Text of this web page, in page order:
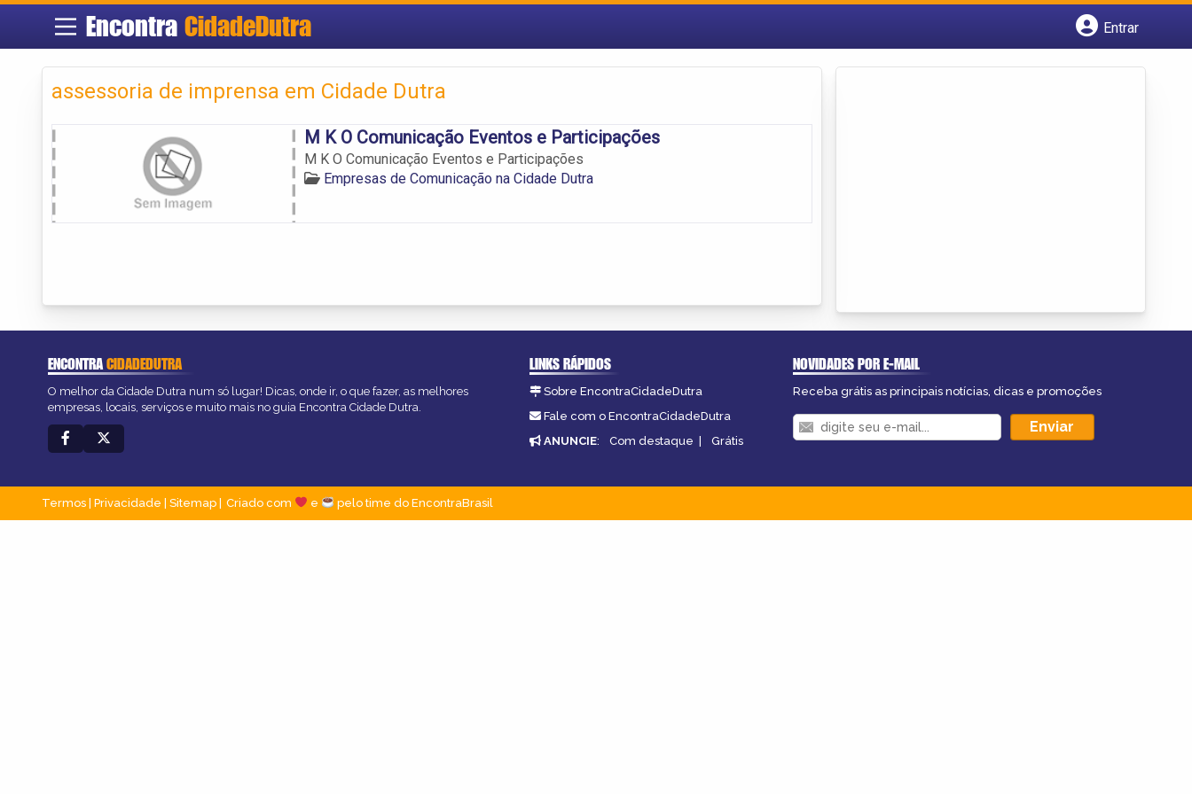
EncontraCidadeDutra
Entrar
assessoria de imprensa em Cidade Dutra
M K O Comunicação Eventos e Participações
M K O Comunicação Eventos e Participações
Empresas de Comunicação na Cidade Dutra
ENCONTRACIDADEDUTRA
O melhor da Cidade Dutra num só lugar! Dicas, onde ir, o que fazer, as melhores
empresas, locais, serviços e muito mais no guia Encontra Cidade Dutra.
LINKS RÁPIDOS
Sobre EncontraCidadeDutra
Fale com o EncontraCidadeDutra
ANUNCIE: Com destaque | Grátis
NOVIDADES POR E-MAIL
Receba grátis as principais notícias, dicas e promoções
Termos Privacidade Sitemap Criado com e pelo time do EncontraBrasil